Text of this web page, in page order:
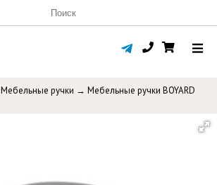
Мебельные ручки → Мебельные ручки BOYARD